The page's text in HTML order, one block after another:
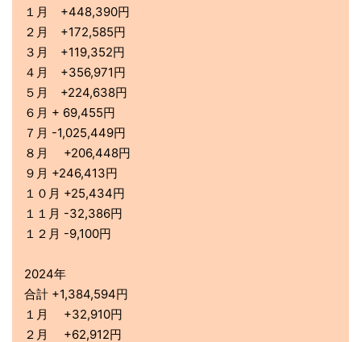
１月 +448,390円
２月 +172,585円
３月 +119,352円
４月 +356,971円
５月 +224,638円
６月 + 69,455円
７月 -1,025,449円
８月 +206,448円
９月 +246,413円
１０月 +25,434円
１１月 -32,386円
１２月 -9,100円
2024年
合計 +1,384,594円
１月 +32,910円
２月 +62,912円